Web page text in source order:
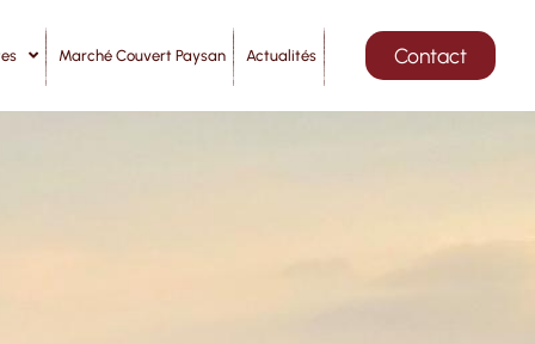
Marché Couvert Paysan Actualités Contact